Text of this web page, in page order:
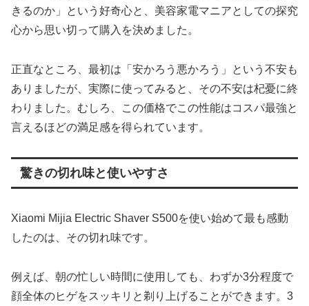
きるのか」という好奇心と、美容家電マニアとしての探究
心から思い切って購入を決めました。
正直なところ、最初は「安かろう悪かろう」という不安も
ありましたが、実際に使ってみると、その不安は杞憂に終
わりました。むしろ、この価格でこの性能はコスパ最強と
言えるほどの満足感を得られています。
驚きの切れ味と使いやすさ
Xiaomi Mijia Electric Shaver S500を使い始めて最も感動
したのは、その切れ味です。
例えば、朝の忙しい時間に使用しても、わずか3分程度で
顔全体のヒゲをスッキリと剃り上げることができます。3